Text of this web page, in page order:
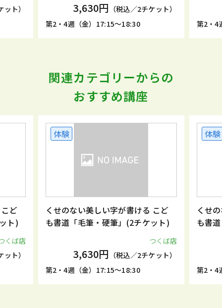
ト）
3,630円 （税込／2チケット）
第2・4週（金）17:15～18:30
第2・4
関連カテゴリーからの
おすすめ講座
ど
ト)
くば店
ト）
体験
くせのない美しい字が書ける こど
も書道「毛筆・硬筆」(2チケット)
つくば店
3,630円 （税込／2チケット）
第2・4週（金）17:15～18:30
体験
くせ
も書
第2・4